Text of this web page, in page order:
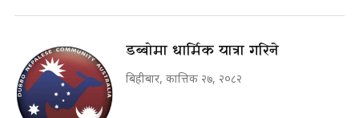
डब्बोमा धार्मिक यात्रा गरिने
बिहीबार, कात्तिक २७, २०८२